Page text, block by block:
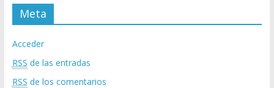
Meta
Acceder
RSS de las entradas
RSS de los comentarios